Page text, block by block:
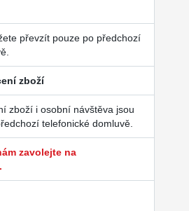
převzít pouze po předchozí
zboží
zboží i osobní návštěva jsou
telefonické domluvě.
zavolejte na